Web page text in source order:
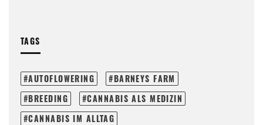
TAGS
AUTOFLOWERING
BARNEYS FARM
BREEDING
CANNABIS ALS MEDIZIN
CANNABIS IM ALLTAG